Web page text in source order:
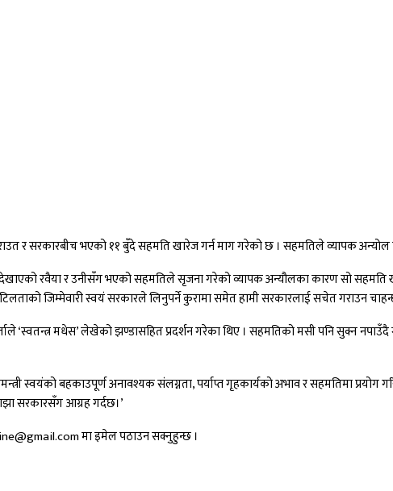
र सरकारबीच भएको ११ बुँदे सहमति खारेज गर्न माग गरेको छ । सहमतिले व्यापक
रवैया र उनीसँग भएको सहमतिले सृजना गरेको व्यापक अन्यौलका कारण सो सहमति
जिम्मेवारी स्वयं सरकारले लिनुपर्ने कुरामा समेत हामी सरकारलाई सचेत गराउन
‘स्वतन्त्र मधेस’ लेखेको झण्डासहित प्रदर्शन गरेका थिए । सहमतिको मसी पनि सुक्न
स्वयंको बहकाउपूर्ण अनावश्यक संलग्नता, पर्याप्त गृहकार्यको अभाव र सहमतिमा
सरकारसँग आग्रह गर्दछ।’
मा इमेल पठाउन सक्नुहुन्छ ।